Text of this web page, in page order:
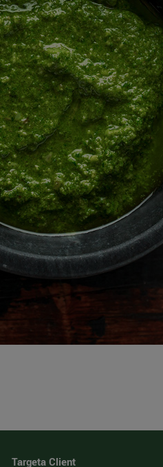
Targeta Client